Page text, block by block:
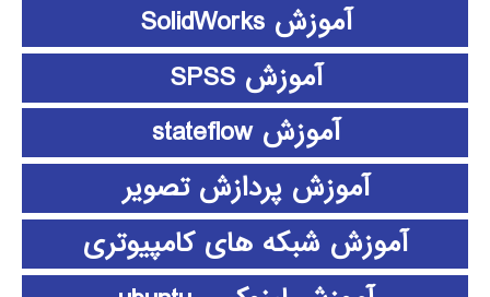
آموزش SolidWorks
آموزش SPSS
آموزش stateflow
آموزش پردازش تصویر
آموزش شبکه های کامپیوتری